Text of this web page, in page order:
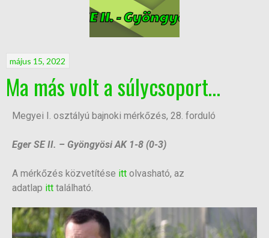
május 15, 2022
Ma más volt a súlycsoport…
Megyei I. osztályú bajnoki mérkőzés, 28. forduló
Eger SE II. – Gyöngyösi AK 1-8 (0-3)
A mérkőzés közvetítése itt olvasható, az
adatlap itt található.